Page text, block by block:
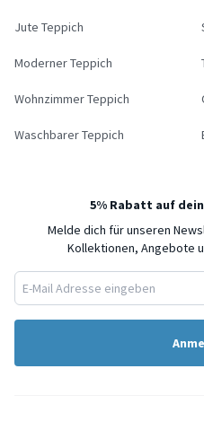
Jute Teppich
Moderner Teppich
Wohnzimmer Teppich
Waschbarer Teppich
5% Rabatt auf
Melde dich für unseren
Kollektionen, Angebote